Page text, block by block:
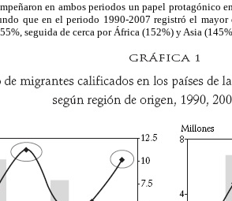
en ambos periodos un papel
que en el periodo 1990-2007 registró el
seguida de cerca por África (152%) y Asia